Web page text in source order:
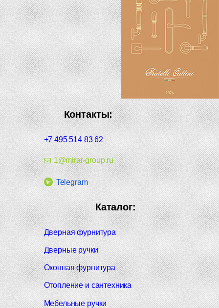
Контакты:
+7 495 514 83 62
1@mirar-group.ru
Telegram
Каталог:
Дверная фурнитура
Дверные ручки
Оконная фурнитура
Отопление и сантехника
Мебельные ручки